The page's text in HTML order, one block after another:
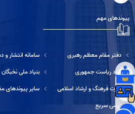
پیوندهای مهم
دفتر مقام معظم رهبری
نهاد ریاست جمهوری
وزارت فرهنگ و ارشاد اسلامی
سامانه انتشار و دسترسی آزاد به اطلاعات
بنیاد ملی نخبگان
سایر پیوندهای مفید
دسترسی سریع